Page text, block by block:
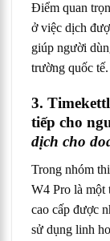
Điểm quan
ở việc dịch
giúp người
trường quốc tế.
3.
tiếp cho
dịch cho
Trong nhóm
W4 Pro là một
cao cấp được
sử dụng linh